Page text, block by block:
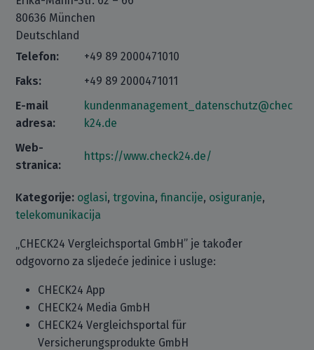
80636 München
Deutschland
Telefon:
+49 89 2000471010
Faks:
+49 89 2000471011
E-mail
adresa:
kundenmanagement_datenschutz@chec
k24.de
Web-
stranica:
https://www.check24.de/
Kategorije: oglasi,trgovina,financije, osiguranje,
telekomunikacija
„CHECK24 Vergleichsportal GmbH” je također
odgovorno za sljedeće jedinice i usluge:
CHECK24 App
CHECK24 Media GmbH
CHECK24 Vergleichsportal für
Versicherungsprodukte GmbH